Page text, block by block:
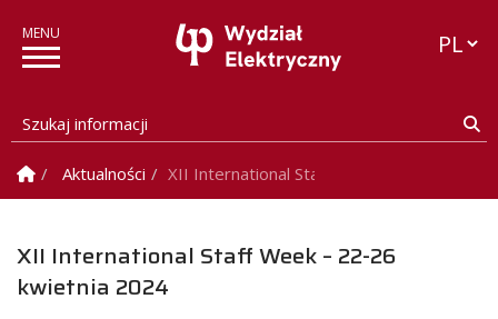
Szukaj informacji
Strona Główna
Aktualności XII International Staff Week – 22-26
XII International Staff Week – 22-26
kwietnia 2024